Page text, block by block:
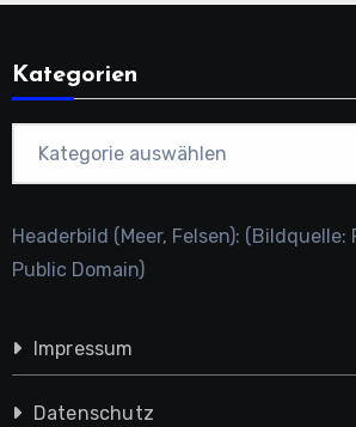
Kategorien
Headerbild (Meer, Felsen): (Bildquelle:
Public Domain)
Impressum
Datenschutz